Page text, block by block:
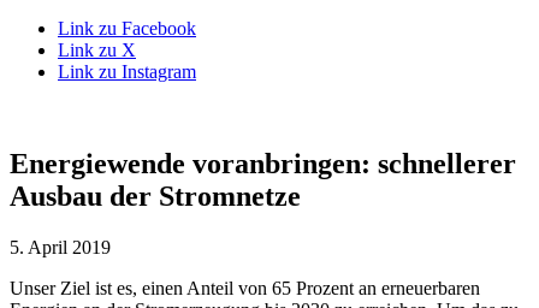
Link zu Facebook
Link zu X
Link zu Instagram
Energiewende voranbringen: schnellerer
Ausbau der Stromnetze
5. April 2019
Unser Ziel ist es, einen Anteil von 65 Prozent an erneuerbaren